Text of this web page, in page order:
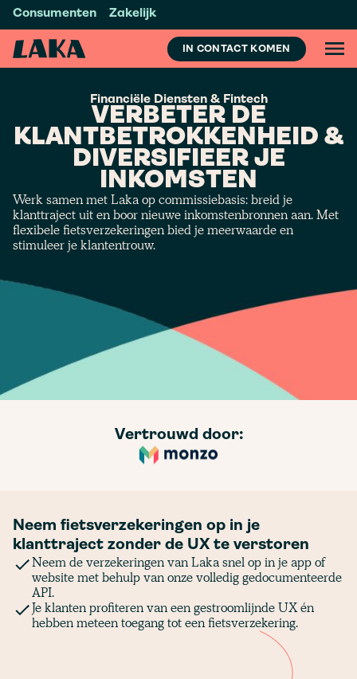
Consumenten Zakelijk
IN CONTACT KOMEN
Financiële Diensten & Fintech
VERBETER DE
KLANTBETROKKENHEID &
DIVERSIFIEER JE
INKOMSTEN
Werk samen met Laka op commissiebasis: breid je
klanttraject uit en boor nieuwe inkomstenbronnen aan. Met
flexibele fietsverzekeringen bied je meerwaarde en
stimuleer je klantentrouw.
Vertrouwd door:
Neem fietsverzekeringen op in je
klanttraject zonder de UX te verstoren
Neem de verzekeringen van Laka snel op in je app of
website met behulp van onze volledig gedocumenteerde
API.
Je klanten profiteren van een gestroomlijnde UX én
hebben meteen toegang tot een fietsverzekering.